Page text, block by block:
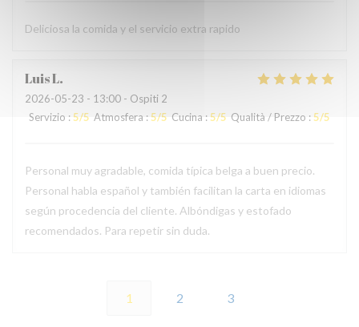
Deliciosa la comida y el servicio extra rapido
LuisL
2026-05-23 - 13:00 - Ospiti 2
Servizio :5/5 Atmosfera :5/5 Cucina :5/5 Qualità / Prezzo :5/5
Personal muy agradable, comida típica belga a buen precio.
Personal habla español y también facilitan la carta en idiomas
según procedencia del cliente. Albóndigas y estofado
recomendados. Para repetir sin duda.
1 2 3